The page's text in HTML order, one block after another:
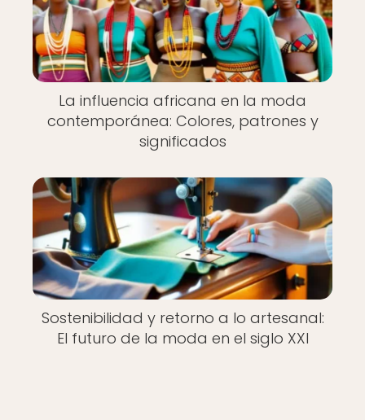
La influencia africana en la moda
contemporánea: Colores, patrones y
significados
Sostenibilidad y retorno a lo artesanal:
El futuro de la moda en el siglo XXI